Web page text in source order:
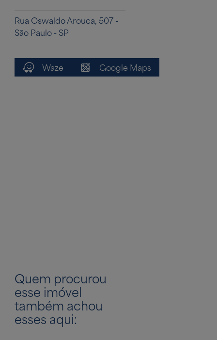
Rua Oswaldo Arouca, 507 -
São Paulo - SP
Waze Google Maps
Quem procurou
esse imóvel
também achou
esses aqui: